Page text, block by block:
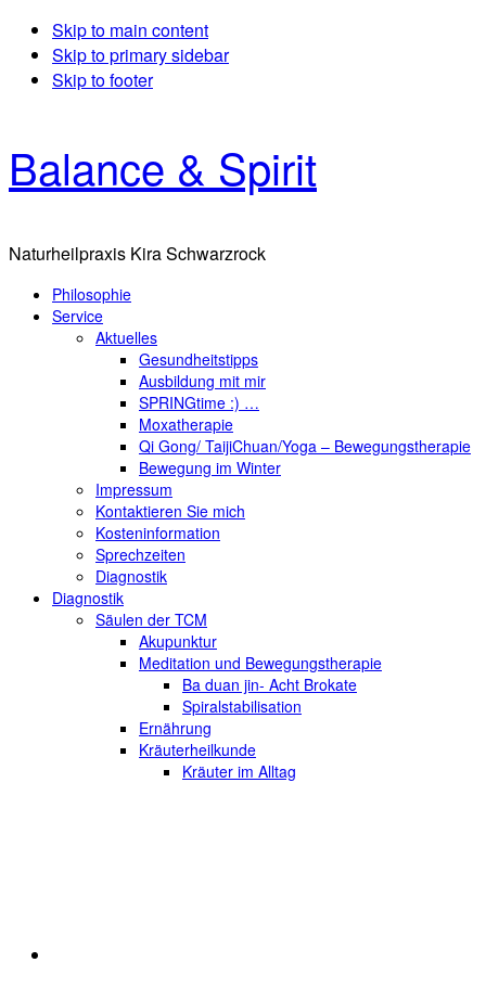
Skip to main content
Skip to primary sidebar
Skip to footer
Balance & Spirit
Naturheilpraxis Kira Schwarzrock
Philosophie
Service
Aktuelles
Gesundheitstipps
Ausbildung mit mir
SPRINGtime :) …
Moxatherapie
Qi Gong/ TaijiChuan/Yoga – Bewegungstherapie
Bewegung im Winter
Impressum
Kontaktieren Sie mich
Kosteninformation
Sprechzeiten
Diagnostik
Diagnostik
Säulen der TCM
Akupunktur
Meditation und Bewegungstherapie
Ba duan jin- Acht Brokate
Spiralstabilisation
Ernährung
Kräuterheilkunde
Kräuter im Alltag